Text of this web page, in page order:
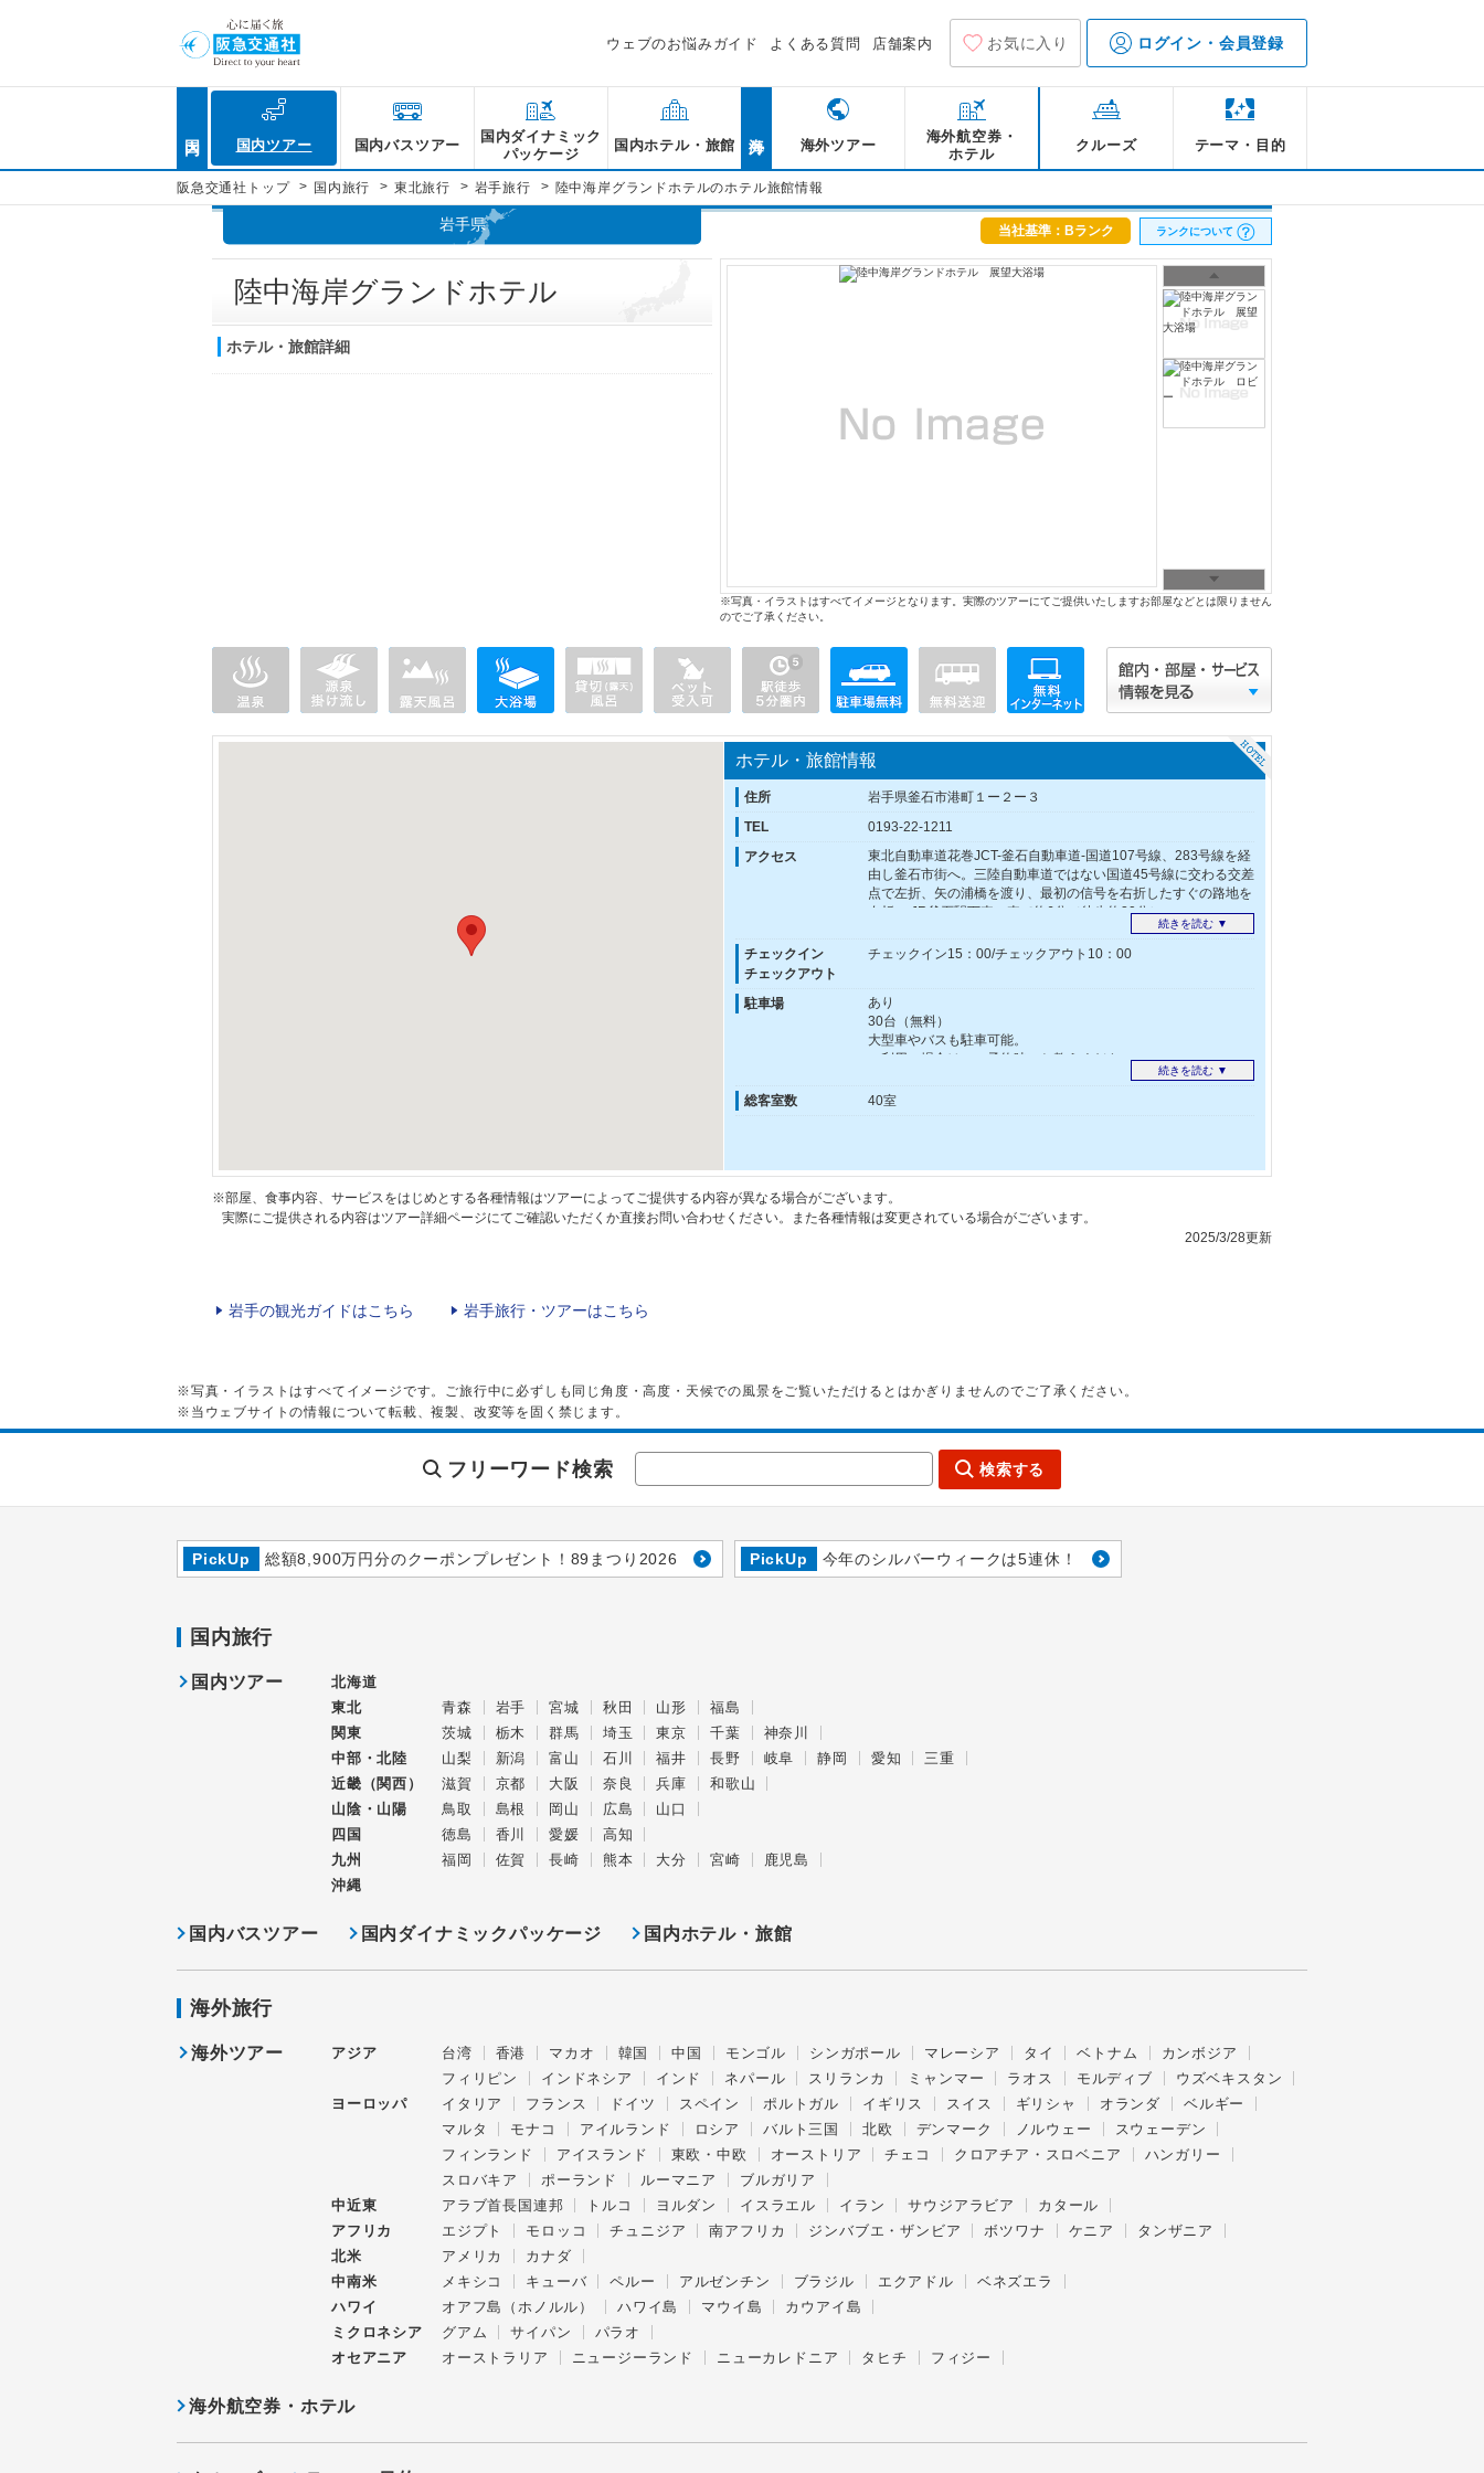
ウェブのお悩みガイド よくある質問 店舗案内 お気に入り ログイン・会員登録
国内ツアー 国内バスツアー
国内ダイナミック
パッケージ
国内ホテル・旅館 海外ツアー
海外航空券・
ホテル
クルーズ テーマ・目的
阪急交通社トップ > 国内旅行 > 東北旅行 > 岩手旅行 > 陸中海岸グランドホテルのホテル旅館情報
岩手県 当社基準：Bランク ランクについて
陸中海岸グランドホテル
ホテル・旅館詳細
※写真・イラストはすべてイメージとなります。実際のツアーにてご提供いたしますお部屋などとは限りません
のでご了承ください。
ホテル・旅館情報
住所
岩手県釜石市港町１ー２ー３
TEL
0193-22-1211
アクセス
東北自動車道花巻JCT-釜石自動車道-国道107号線、283号線を経
由し釜石市街へ。三陸自動車道ではない国道45号線に交わる交差
点で左折、矢の浦橋を渡り、最初の信号を右折したすぐの路地を
左折。 JR釜石駅下車、車で約6分（徒歩約20分）
続きを読む ▼
チェックイン
チェックアウト
チェックイン15：00/チェックアウト10：00
駐車場
あり
30台（無料）
大型車やバスも駐車可能。
ご利用の場合は、ご予約時にお教えください。
続きを読む ▼
総客室数 40室
※部屋、食事内容、サービスをはじめとする各種情報はツアーによってご提供する内容が異なる場合がございます。
実際にご提供される内容はツアー詳細ページにてご確認いただくか直接お問い合わせください。また各種情報は変更されている場合がございます。
2025/3/28更新
岩手の観光ガイドはこちら 岩手旅行・ツアーはこちら
※写真・イラストはすべてイメージです。ご旅行中に必ずしも同じ角度・高度・天候での風景をご覧いただけるとはかぎりませんのでご了承ください。
※当ウェブサイトの情報について転載、複製、改変等を固く禁じます。
フリーワード検索 検索する
PickUp 総額8,900万円分のクーポンプレゼント！89まつり2026 PickUp 今年のシルバーウィークは5連休！
国内旅行
国内ツアー
北海道
東北
青森 岩手 宮城 秋田 山形
福島
関東
茨城 栃木 群馬 埼玉 東京 千葉
神奈川
中部・北陸
山梨 新潟 富山 石川 福井 長野 岐阜 静岡 愛知
三重
近畿（関西）
滋賀 京都 大阪 奈良 兵庫
和歌山
山陰・山陽
鳥取 島根 岡山 広島
山口
四国
徳島 香川 愛媛
高知
九州
福岡 佐賀 長崎 熊本 大分 宮崎
鹿児島
沖縄
国内バスツアー 国内ダイナミックパッケージ 国内ホテル・旅館
海外旅行
海外ツアー アジア 台湾 香港 マカオ 韓国 中国 モンゴル シンガポール マレーシア タイ ベトナム
カンボジア
フィリピン
インドネシア インド ネパール スリランカ ミャンマー ラオス モルディブ
ウズベキスタン
ヨーロッパ
イタリア フランス ドイツ スペイン ポルトガル イギリス スイス ギリシャ オランダ
ベルギー
マルタ
モナコ アイルランド ロシア バルト三国 北欧 デンマーク ノルウェー
スウェーデン
フィンランド
アイスランド 東欧・中欧 オーストリア チェコ クロアチア・スロベニア
ハンガリー
スロバキア
ポーランド ルーマニア
ブルガリア
中近東
アラブ首長国連邦 トルコ ヨルダン イスラエル イラン サウジアラビア
カタール
アフリカ
エジプト モロッコ チュニジア 南アフリカ ジンバブエ・ザンビア ボツワナ ケニア
タンザニア
北米
アメリカ
カナダ
中南米
メキシコ キューバ ペルー アルゼンチン ブラジル エクアドル
ベネズエラ
ハワイ
オアフ島（ホノルル） ハワイ島 マウイ島
カウアイ島
ミクロネシア
グアム サイパン
パラオ
オセアニア
オーストラリア ニュージーランド ニューカレドニア タヒチ フィジー
海外航空券・ホテル